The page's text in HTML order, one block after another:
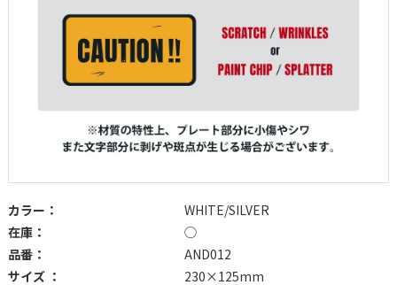
カラー：
WHITE/SILVER
在庫：
◯
品番：
AND012
サイズ ：
230×125mm